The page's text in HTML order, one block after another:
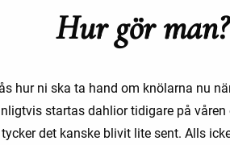
Hur gör man?
hur ni ska ta hand om knölarna nu
startas dahlior tidigare på
det kanske blivit lite sent. Alls